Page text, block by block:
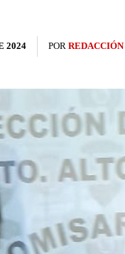
2024 POR REDACCIÓN